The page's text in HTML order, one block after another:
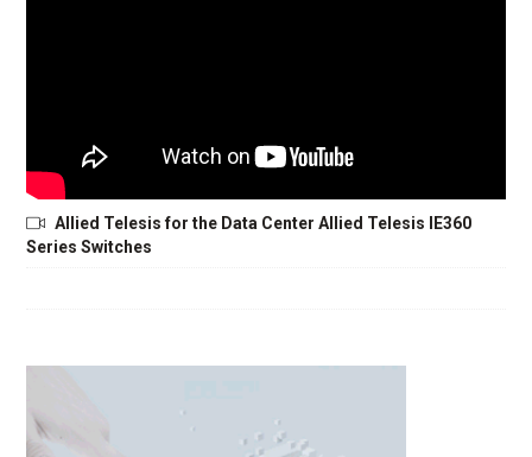
Allied Telesis for the Data Center Allied Telesis IE360
Series Switches